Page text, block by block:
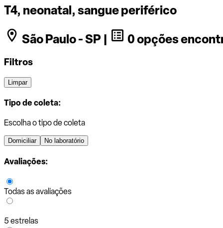
T4, neonatal, sangue periférico
São Paulo - SP |
0 opções
Filtros
Limpar
Tipo de coleta:
Escolha o tipo de coleta
Domiciliar No laboratório
Avaliações:
Todas as avaliações
5 estrelas